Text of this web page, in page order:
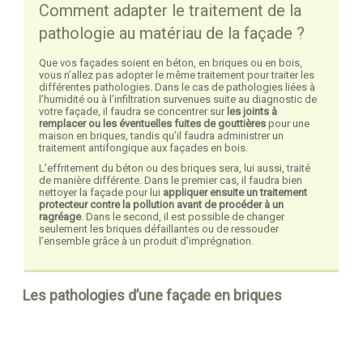
Comment adapter le traitement de la
pathologie au matériau de la façade ?
Que vos façades soient en béton, en briques ou en bois,
vous n’allez pas adopter le même traitement pour traiter les
différentes pathologies. Dans le cas de pathologies liées à
l’humidité ou à l’infiltration survenues suite au diagnostic de
votre façade, il faudra se concentrer sur les joints à
remplacer ou les éventuelles fuites de gouttières pour une
maison en briques, tandis qu’il faudra administrer un
traitement antifongique aux façades en bois.
L’effritement du béton ou des briques sera, lui aussi, traité
de manière différente. Dans le premier cas, il faudra bien
nettoyer la façade pour lui appliquer ensuite un traitement
protecteur contre la pollution avant de procéder à un
ragréage. Dans le second, il est possible de changer
seulement les briques défaillantes ou de ressouder
l’ensemble grâce à un produit d’imprégnation.
Les pathologies d’une façade en briques